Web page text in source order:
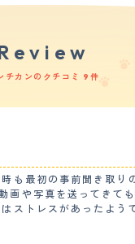
チカンのクチコミ 9件
も最初の事前聞き取
や写真を送ってきて